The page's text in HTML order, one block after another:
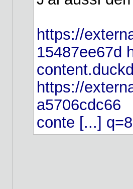
https://
15487ee67d
https://
a5706cdc66
conte [...]